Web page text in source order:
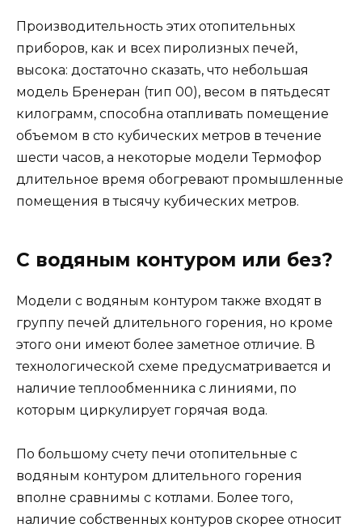
Производительность этих отопительных
приборов, как и всех пиролизных печей,
высока: достаточно сказать, что небольшая
модель Бренеран (тип 00), весом в пятьдесят
килограмм, способна отапливать помещение
объемом в сто кубических метров в течение
шести часов, а некоторые модели Термофор
длительное время обогревают промышленные
помещения в тысячу кубических метров.
С водяным контуром или без?
Модели с водяным контуром также входят в
группу печей длительного горения, но кроме
этого они имеют более заметное отличие. В
технологической схеме предусматривается и
наличие теплообменника с линиями, по
которым циркулирует горячая вода.
По большому счету печи отопительные с
водяным контуром длительного горения
вполне сравнимы с котлами. Более того,
наличие собственных контуров скорее относит